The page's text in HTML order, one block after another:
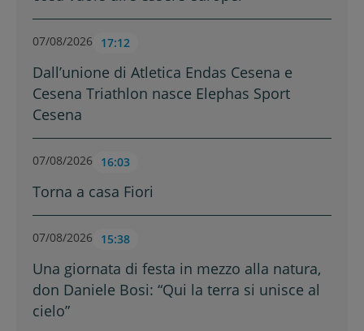
07/08/2026 17:12
Dall’unione di Atletica Endas Cesena e
Cesena Triathlon nasce Elephas Sport
Cesena
07/08/2026 16:03
Torna a casa Fiori
07/08/2026 15:38
Una giornata di festa in mezzo alla natura,
don Daniele Bosi: “Qui la terra si unisce al
cielo”